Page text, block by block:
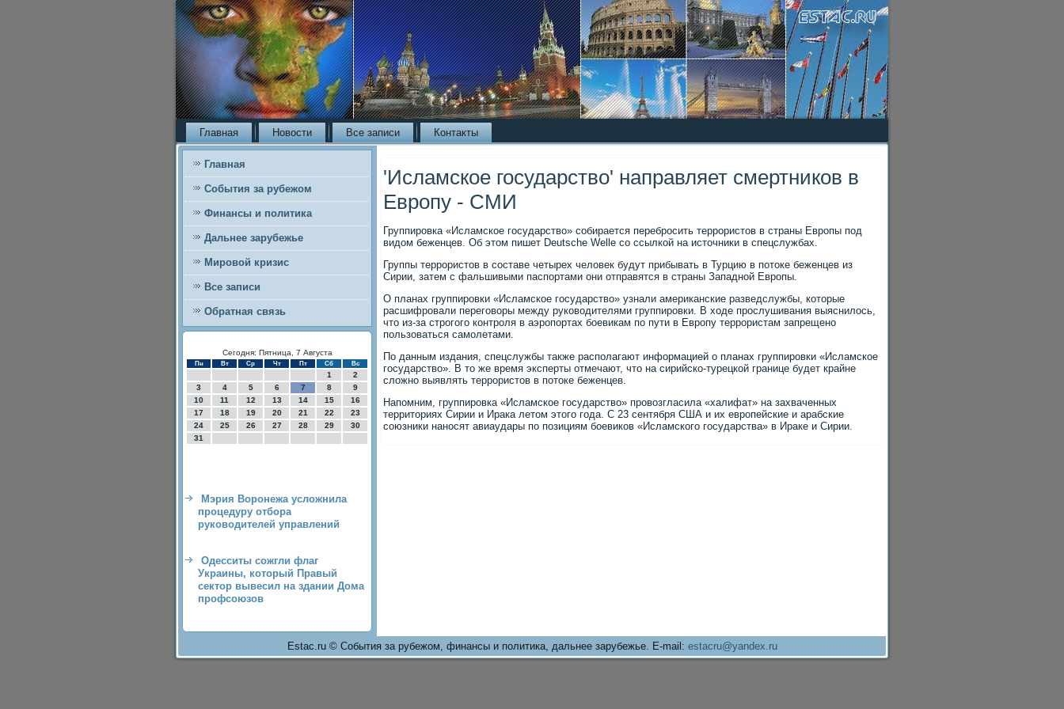
Главная Новости Все записи Контакты
Главная
События за рубежом
Финансы и политика
Дальнее зарубежье
Мировой кризис
Все записи
Обратная связь
Сегодня: Пятница, 7 Августа
Пн Вт Ср Чт Пт Сб Вс
1
2
3
4 5 6 7 8
9
10
11 12 13 14 15
16
17
18 19 20 21 22
23
24
25 26 27 28 29
30
31
Мэрия Воронежа усложнила
процедуру отбора
руководителей управлений
Одесситы сожгли флаг
Украины, который Правый
сектор вывесил на здании Дома
профсоюзов
'Исламское государство' направляет смертников в
Европу - СМИ
Группировка «Исламское государство» собирается перебросить террористов в страны Европы под
видом беженцев. Об этом пишет Deutsche Welle со ссылкой на источники в спецслужбах.
Группы террористов в составе четырех человек будут прибывать в Турцию в потоке беженцев из
Сирии, затем с фальшивыми паспортами они отправятся в страны Западной Европы.
О планах группировки «Исламское государство» узнали американские разведслужбы, которые
расшифровали переговоры между руководителями группировки. В ходе прослушивания выяснилось,
что из-за строгого контроля в аэропортах боевикам по пути в Европу террористам запрещено
пользоваться самолетами.
По данным издания, спецслужбы также располагают информацией о планах группировки «Исламское
государство». В то же время эксперты отмечают, что на сирийско-турецкой границе будет крайне
сложно выявлять террористов в потоке беженцев.
Напомним, группировка «Исламское государство» провозгласила «халифат» на захваченных
территориях Сирии и Ирака летом этого года. С 23 сентября США и их европейские и арабские
союзники наносят авиаудары по позициям боевиков «Исламского государства» в Ираке и Сирии.
Estac.ru © События за рубежом, финансы и политика, дальнее зарубежье. E-mail: estacru@yandex.ru